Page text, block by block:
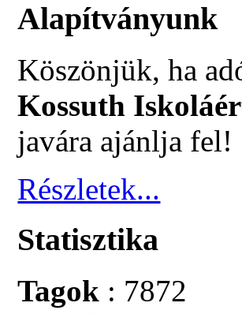
Alapítványunk
Köszönjük, ha
Kossuth
javára ajánlja fel!
Részletek...
Statisztika
Tagok : 7872